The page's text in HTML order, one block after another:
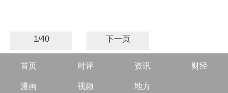
1/40 下一页
首页 时评 资讯 财经
漫画 视频 地方